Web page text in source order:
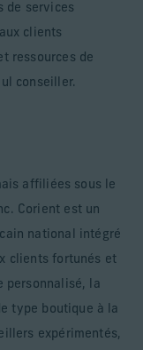
de services
clients
ressources de
conseiller.
affiliées sous le
Corient est un
national intégré
clients fortunés et
personnalisé, la
type boutique à la
expérimentés,